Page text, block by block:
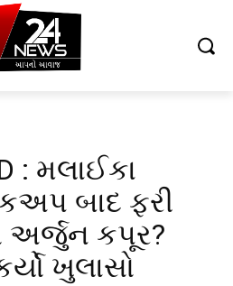
: મલાઈકા
બાદ ફરી
અર્જુન કપૂર?
ખુલાસો